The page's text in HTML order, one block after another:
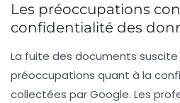
Les préoccupations
confidentialité des
La fuite des documents
préoccupations quant à la
collectées par Google. Les